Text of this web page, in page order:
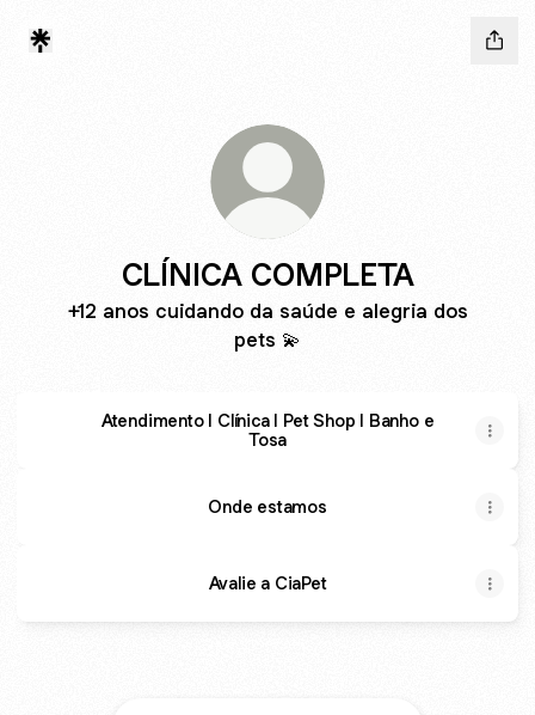
CLÍNICA COMPLETA
+12 anos cuidando da saúde e alegria dos
pets 💫
Atendimento I Clínica I Pet Shop I Banho e
Tosa
Onde estamos
Avalie a CiaPet